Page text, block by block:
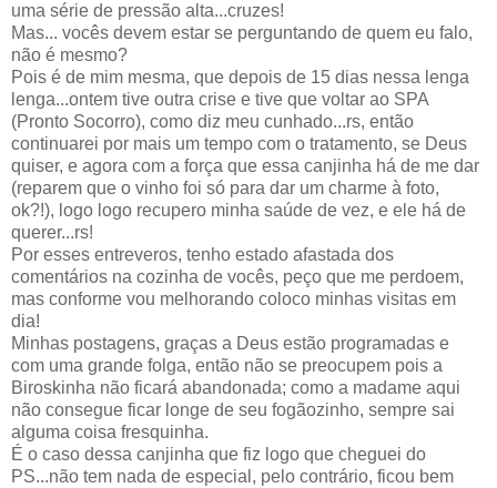
uma série de pressão alta...cruzes!
Mas... vocês devem estar se perguntando de quem eu falo,
não é mesmo?
Pois é de mim mesma, que depois de 15 dias nessa lenga
lenga...ontem tive outra crise e tive que voltar ao SPA
(Pronto Socorro), como diz meu cunhado...rs, então
continuarei por mais um tempo com o tratamento, se Deus
quiser, e agora com a força que essa canjinha há de me dar
(reparem que o vinho foi só para dar um charme à foto,
ok?!), logo logo recupero minha saúde de vez, e ele há de
querer...rs!
Por esses entreveros, tenho estado afastada dos
comentários na cozinha de vocês, peço que me perdoem,
mas conforme vou melhorando coloco minhas visitas em
dia!
Minhas postagens, graças a Deus estão programadas e
com uma grande folga, então não se preocupem pois a
Biroskinha não ficará abandonada; como a madame aqui
não consegue ficar longe de seu fogãozinho, sempre sai
alguma coisa fresquinha.
É o caso dessa canjinha que fiz logo que cheguei do
PS...não tem nada de especial, pelo contrário, ficou bem